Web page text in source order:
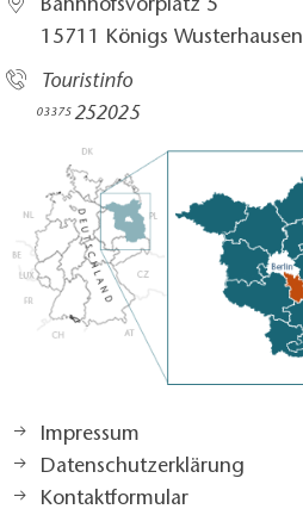
Bahnhofsvorplatz 5​
15711 Königs Wusterhausen
Touristinfo
03375252025​
Impressum
Datenschutzerklärung
Kontaktformular